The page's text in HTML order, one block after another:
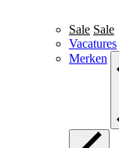
Sale Sale
Vacatures
Merken